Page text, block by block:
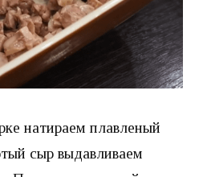
натираем плавленый
сыр выдавливаем